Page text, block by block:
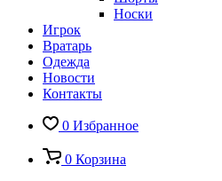
Носки
Игрок
Вратарь
Одежда
Новости
Контакты
0 Избранное
0 Корзина